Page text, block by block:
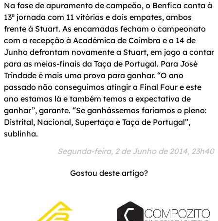
Na fase de apuramento de campeão, o Benfica conta à
13ª jornada com 11 vitórias e dois empates, ambos
frente à Stuart. As encarnadas fecham o campeonato
com a recepção à Académica de Coimbra e a 14 de
Junho defrontam novamente a Stuart, em jogo a contar
para as meias-finais da Taça de Portugal. Para José
Trindade é mais uma prova para ganhar. “O ano
passado não conseguimos atingir a Final Four e este
ano estamos lá e também temos a expectativa de
ganhar”, garante. “Se ganhássemos faríamos o pleno:
Distrital, Nacional, Supertaça e Taça de Portugal”,
sublinha.
Segunda-feira, 2 de Junho de 2014, 23h40
Gostou deste artigo?